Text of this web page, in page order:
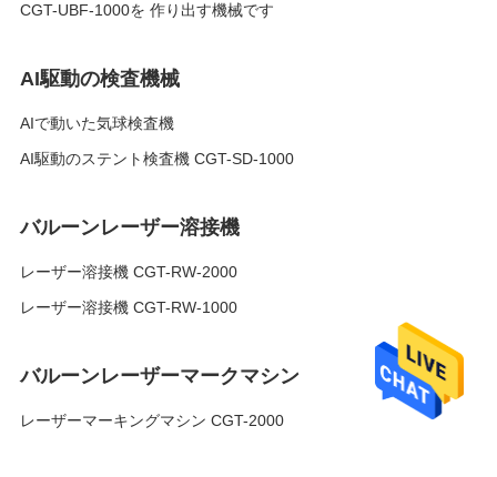
CGT-UBF-1000を 作り出す機械です
AI駆動の検査機械
AIで動いた気球検査機
AI駆動のステント検査機 CGT-SD-1000
バルーンレーザー溶接機
レーザー溶接機 CGT-RW-2000
レーザー溶接機 CGT-RW-1000
バルーンレーザーマークマシン
レーザーマーキングマシン CGT-2000